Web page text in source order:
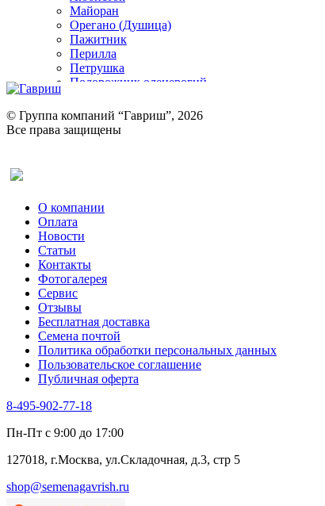
Майоран
Орегано (Душица)
Пажитник
Перилла
Петрушка
Подорожник оленерогий
Ревень
Рукола
Рута
Тмин
Трава для чая
Туласи
Укроп
Фенхель пряный
Хризантема овощная
Цикорий пряный
Цикорий салатный (Витлуф)
Черемша
Шпинат
Щавель
Эндивий
Эстрагон
Алтей
Бессмертник
Валериана
Валерианелла
Гибискус лекарственный
© Группа компаний “Гавриш”, 2026
Все права защищены
О компании
Оплата
Новости
Статьи
Контакты
Фотогалерея​
Сервис
Отзывы
Бесплатная доставка
Семена почтой
Политика обработки персональных данных
Пользовательское соглашение
Публичная оферта
8-495-902-77-18
Пн-Пт с 9:00 до 17:00
127018, г.Москва, ул.Складочная, д.3, стр 5
shop@semenagavrish.ru